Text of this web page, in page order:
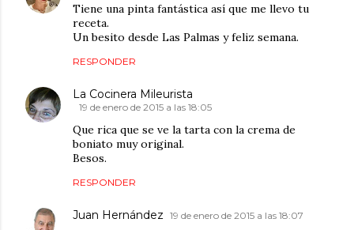
Tiene una pinta fantástica así que me llevo tu
receta.
Un besito desde Las Palmas y feliz semana.
RESPONDER
La Cocinera Mileurista
19 de enero de 2015 a las 18:05
Que rica que se ve la tarta con la crema de
boniato muy original.
Besos.
RESPONDER
Juan Hernández 19 de enero de 2015 a las 18:07